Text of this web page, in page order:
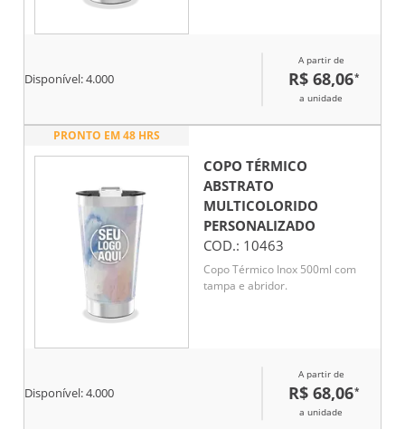
Disponível:4.000
A partir de
R$ 68,06*
a unidade
PRONTO EM 48 HRS
COPO TÉRMICO
ABSTRATO
MULTICOLORIDO
PERSONALIZADO
COD.: 10463
Copo Térmico Inox 500ml com
tampa e abridor.
Disponível:4.000
A partir de
R$ 68,06*
a unidade